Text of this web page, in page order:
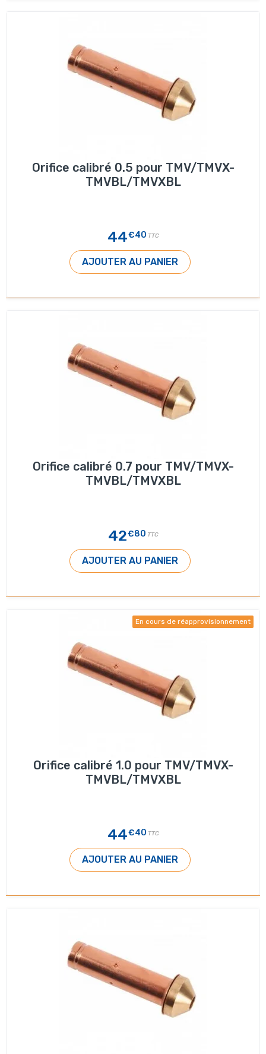
Orifice calibré 0.5 pour TMV/TMVX-
TMVBL/TMVXBL
44€40 TTC
AJOUTER AU PANIER
Orifice calibré 0.7 pour TMV/TMVX-
TMVBL/TMVXBL
42€80 TTC
AJOUTER AU PANIER
En cours de réapprovisionnement
Orifice calibré 1.0 pour TMV/TMVX-
TMVBL/TMVXBL
44€40 TTC
AJOUTER AU PANIER